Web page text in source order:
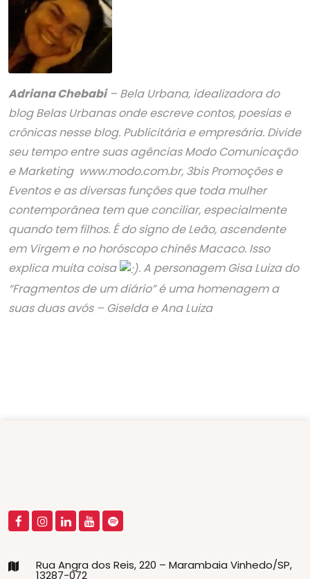
Adriana Chebabi– Bela Urbana, idealizadora do
blog Belas Urbanas onde escreve contos, poesias e
crônicas nesse blog. Publicitária e empresária. Divide
seu tempo entre suas agências Modo Comunicação
e Marketing www.modo.com.br, 3bis Promoções e
Eventos e as diversas funções que toda mulher
contemporânea tem que conciliar, especialmente
quando tem filhos. É do signo de Leão, ascendente
em Virgem e no horóscopo chinês Macaco. Isso
explica muita coisa
. A personagem Gisa Luiza do
“Fragmentos de um diário” é uma homenagem a
suas duas avós – Giselda e Ana Luiza
Rua Angra dos Reis, 220 – Marambaia Vinhedo/SP,
13287-072